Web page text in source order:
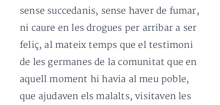
sense succedanis, sense haver de fumar,
ni caure en les drogues per arribar a ser
feliç, al mateix temps que el testimoni
de les germanes de la comunitat que en
aquell moment hi havia al meu poble,
que ajudaven els malalts, visitaven les